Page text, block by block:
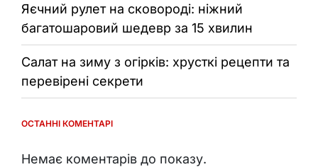
Яєчний рулет на сковороді: ніжний
багатошаровий шедевр за 15 хвилин
Салат на зиму з огірків: хрусткі рецепти та
перевірені секрети
ОСТАННІ КОМЕНТАРІ
Немає коментарів до показу.